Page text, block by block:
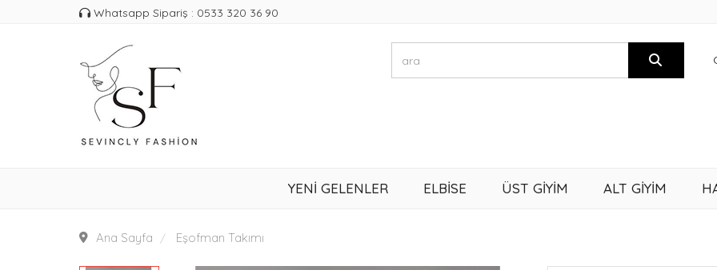
Whatsapp Sipariş : 0533 320 36 90
YENİ GELENLER ELBİSE ÜST GİYİM ALT GİYİM
Ana Sayfa Eşofman Takımı